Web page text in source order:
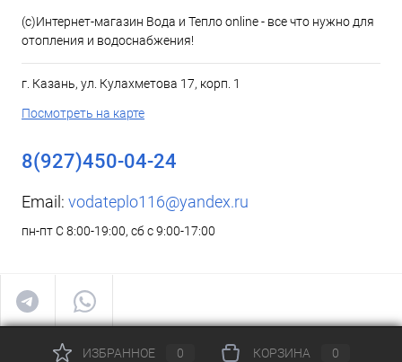
(c)Интернет-магазин Вода и Тепло online - все что нужно для
отопления и водоснабжения!
г. Казань, ул. Кулахметова 17, корп. 1
Посмотреть на карте
8(927)450-04-24
Email: vodateplo116@yandex.ru
пн-пт С 8:00-19:00, сб с 9:00-17:00
ИЗБРАННОЕ 0 КОРЗИНА 0